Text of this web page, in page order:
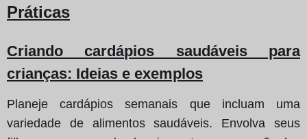
Práticas
Criando cardápios saudáveis para
crianças: Ideias e exemplos
Planeje cardápios semanais que incluam uma
variedade de alimentos saudáveis. Envolva seus